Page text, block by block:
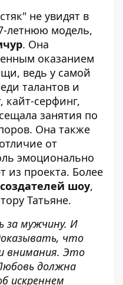
не увидят в
летнюю модель,
. Она
оказанием
ведь у самой
талантов и
кайт-серфинг,
занятия по
Она также
от
эмоционально
из проекта. Более
шоу,
Татьяне.
за мужчину. И
что
внимания. Это
должна
искреннем